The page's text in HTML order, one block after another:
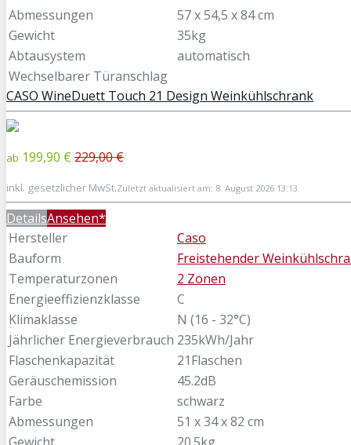
Abmessungen
57 x 54,5 x 84 cm
Gewicht
35kg
Abtausystem
automatisch
Wechselbarer Türanschlag
CASO WineDuett Touch 21 Design Weinkühlschrank
ab 199,90 € 229,00 €
inkl. gesetzlicher MwSt.Zuletzt aktualisiert am: 8. August 2026 13:13
DetailsAnsehen*
Hersteller
Caso
Bauform
Freistehender
Temperaturzonen
2 Zonen
Energieeffizienzklasse
C
Klimaklasse
N (16 - 32°C)
Jährlicher Energieverbrauch 235kWh/Jahr
Flaschenkapazität
21Flaschen
Geräuschemission
45.2dB
Farbe
schwarz
Abmessungen
51 x 34 x 82 cm